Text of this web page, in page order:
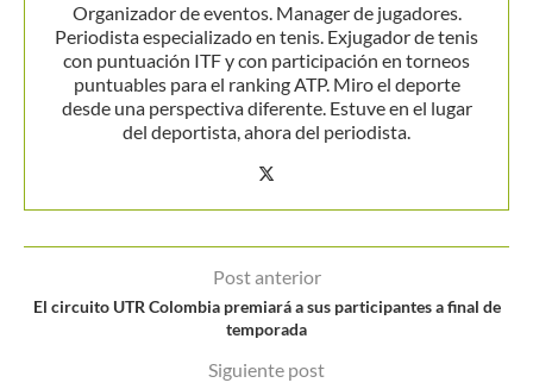
Organizador de eventos. Manager de jugadores.
Periodista especializado en tenis. Exjugador de tenis
con puntuación ITF y con participación en torneos
puntuables para el ranking ATP. Miro el deporte
desde una perspectiva diferente. Estuve en el lugar
del deportista, ahora del periodista.
Post anterior
El circuito UTR Colombia premiará a sus participantes a final de
temporada
Siguiente post